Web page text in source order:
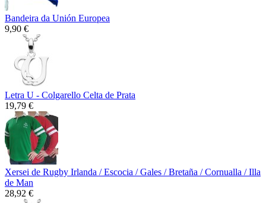
Bandeira da Unión Europea
9,90 €
Letra U - Colgarello Celta de Prata
19,79 €
Xersei de Rugby Irlanda / Escocia / Gales / Bretaña / Cornualla / Illa
de Man
28,92 €